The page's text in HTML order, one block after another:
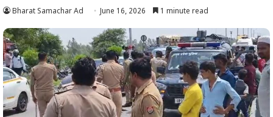
Bharat Samachar Ad June 16, 2026 1 minute read